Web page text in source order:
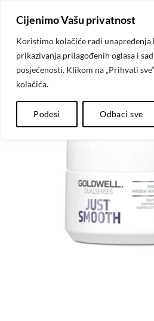
Cijenimo Vašu privatnost
Koristimo kolačiće radi unapređenja
prikazivanja prilagođenih oglasa i
posjećenosti. Klikom na „Prihvati
kolačića.
Podesi Odbaci sve
content